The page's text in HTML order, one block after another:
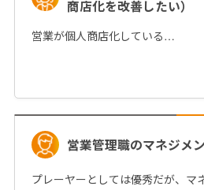
商店化を改善したい）
営業が個人商店化している…
営業管理職のマネジメ
プレーヤーとしては優秀だが、